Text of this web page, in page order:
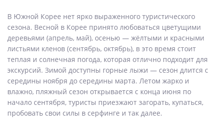
В Южной Корее нет ярко выраженного туристического
сезона. Весной в Корее принято любоваться цветущими
деревьями (апрель, май), осенью — жёлтыми и красными
листьями кленов (сентябрь, октябрь), в это время стоит
теплая и солнечная погода, которая отлично подходит для
экскурсий. Зимой доступны горные лыжи — сезон длится с
середины ноября до середины марта. Летом жарко и
влажно, пляжный сезон открывается с конца июня по
начало сентября, туристы приезжают загорать, купаться,
пробовать свои силы в серфинге и так далее.